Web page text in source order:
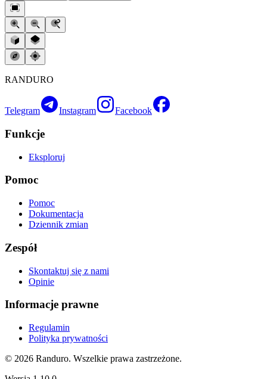
RANDURO
Telegram Instagram Facebook
Funkcje
Eksploruj
Pomoc
Pomoc
Dokumentacja
Dziennik zmian
Zespół
Skontaktuj się z nami
Opinie
Informacje prawne
Regulamin
Polityka prywatności
© 2026 Randuro. Wszelkie prawa zastrzeżone.